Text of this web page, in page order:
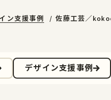
お問合せ
ン支援事例 佐藤工芸／
デザイン支援事例